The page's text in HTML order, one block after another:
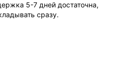
5-7 дней достаточна,
сразу.